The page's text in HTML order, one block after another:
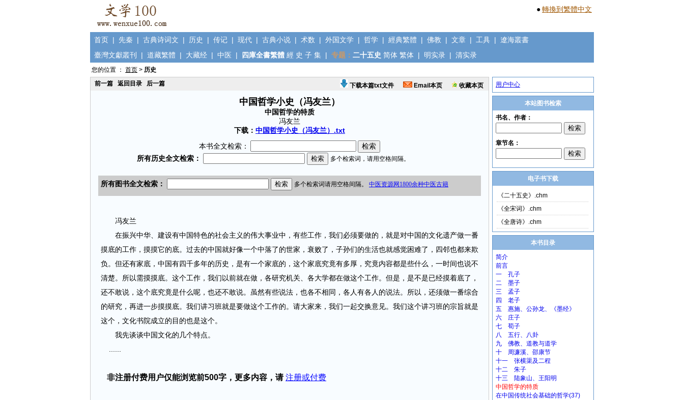
●轉換到繁體中文
首页 | 先秦 | 古典诗词文 | 历史 | 传记 | 现代 | 古典小说 | 术数 | 外国文学 | 哲学 | 經典繁體 | 佛教 | 文章 | 工具 | 遼海叢書
臺灣文獻叢刊
| 道藏繁體 | 大藏经 | 中医 | 四庫全書繁體 經 史 子 集 | 专题： 二十五史 简体 繁体 | 明实录 | 清实录
您的位置 ： 首页 > 历史
前一篇
返回目录 后一篇 下载本篇txt文件 Email本页 收藏本页
中国哲学小史（冯友兰）
中国哲学的特质
冯友兰
下载： 中国哲学小史（冯友兰）.txt
本书全文检索：
冯友兰
在振兴中华、建设有中国特色的社会主义的伟大事业中，有些工作，我们必须要做的，就是对中国的文化遗产做一番
摸底的工作，摸摸它的底。过去的中国就好像一个中落了的世家，衰败了，子孙们的生活也就感觉困难了，四邻也都来欺
负。但还有家底，中国有四千多年的历史，是有一个家底的，这个家底究竟有多厚，究竟内容都是些什么，一时间也说不
清楚。所以需摸摸底。这个工作，我们以前就在做，各研究机关、各大学都在做这个工作。但是，是不是已经摸着底了，
还不敢说，这个底究竟是什么呢，也还不敢说。虽然有些说法，也各不相同，各人有各人的说法。所以，还须做一番综合
的研究，再进一步摸摸底。我们讲习班就是要做这个工作的。请大家来，我们一起交换意见。我们这个讲习班的宗旨就是
这个，文化书院成立的目的也是这个。
我先谈谈中国文化的几个特点。
非注册付费用户仅能浏览前500字，更多内容，请 注册或付费
用户中心
本站图书检索
电子书下载
《二十五史》.chm
《全宋词》.chm
《全唐诗》.chm
本书目录
简介
前言
一 孔子
二 墨子
三 孟子
四 老子
五 惠施、公孙龙、《墨经》
六 庄子
七 荀子
八 五行、八卦
九 佛教、道教与道学
十 周濂溪、邵康节
十一 张横渠及二程
十二 朱子
十三 陆象山、王阳明
中国哲学的特质
在中国传统社会基础的哲学(37)